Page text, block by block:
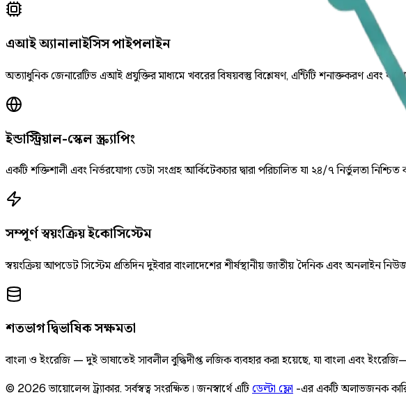
এআই অ্যানালাইসিস পাইপলাইন
অত্যাধুনিক জেনারেটিভ এআই প্রযুক্তির মাধ্যমে খবরের বিষয়বস্তু বিশ্লেষণ, এন্টিটি শনাক্তকরণ এবং
ইন্ডাস্ট্রিয়াল-স্কেল স্ক্র্যাপিং
একটি শক্তিশালী এবং নির্ভরযোগ্য ডেটা সংগ্রহ আর্কিটেকচার দ্বারা পরিচালিত যা ২৪/৭ নির্ভুলতা নিশ্চিত
সম্পূর্ণ স্বয়ংক্রিয় ইকোসিস্টেম
স্বয়ংক্রিয় আপডেট সিস্টেম প্রতিদিন দুইবার বাংলাদেশের শীর্ষস্থানীয় জাতীয় দৈনিক এবং অনলাইন
শতভাগ দ্বিভাষিক সক্ষমতা
বাংলা ও ইংরেজি — দুই ভাষাতেই সাবলীল বুদ্ধিদীপ্ত লজিক ব্যবহার করা হয়েছে, যা বাংলা এবং
© 2026 ভায়োলেন্স ট্র্যাকার.সর্বস্বত্ব সংরক্ষিত। জনস্বার্থে এটিডেল্টা ফ্লো -এর একটি অলাভজনক